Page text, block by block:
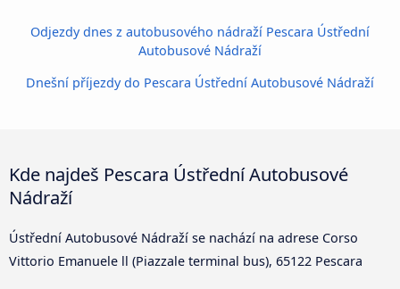
Odjezdy dnes z autobusového nádraží Pescara Ústřední
Autobusové Nádraží
Dnešní příjezdy do Pescara Ústřední Autobusové Nádraží
Kde najdeš Pescara Ústřední Autobusové
Nádraží
Ústřední Autobusové Nádraží se nachází na adrese Corso
Vittorio Emanuele ll (Piazzale terminal bus), 65122 Pescara